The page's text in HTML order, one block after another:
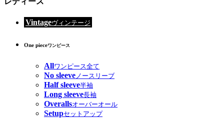
Vintageヴィンテージ
One pieceワンピース
Allワンピース全て
No sleeve ノースリーブ
Half sleeve半袖
Long sleeve長袖
Overallsオーバーオール
Setupセットアップ